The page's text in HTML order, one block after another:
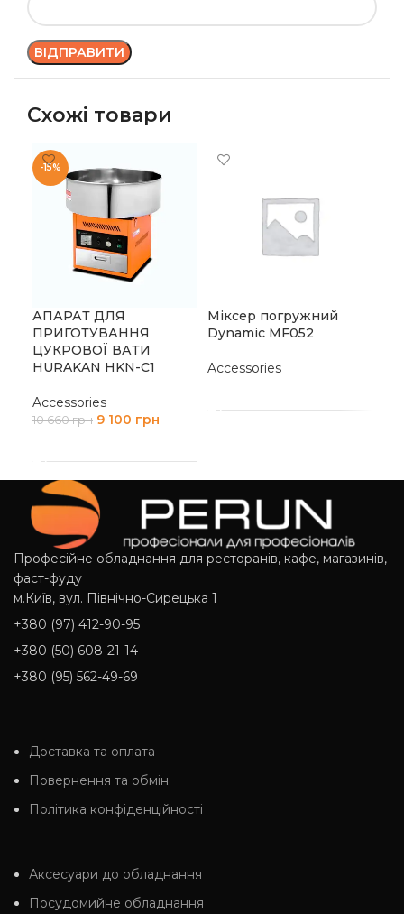
Схожі товари
-15%
АПАРАТ ДЛЯ
ПРИГОТУВАННЯ
ЦУКРОВОЇ ВАТИ
HURAKAN HKN-C1
Accessories
10 660грн 9 100 грн
Міксер погружний
Dynamic MF052
Accessories
Професійне обладнання для ресторанів, кафе, магазинів,
фаст-фуду
м.Київ, вул. Північно-Сирецька 1
+380 (97) 412-90-95
+380 (50) 608-21-14
+380 (95) 562-49-69
Доставка та оплата
Повернення та обмін
Політика конфіденційності
Аксесуари до обладнання
Посудомийне обладнання